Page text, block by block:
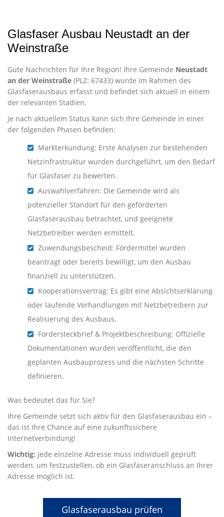
Glasfaser Ausbau Neustadt an der
Weinstraße
Gute Nachrichten für Ihre Region! Ihre Gemeinde Neustadt
an der Weinstraße (PLZ: 67433) wurde im Rahmen des
Glasfaserausbaus erfasst und befindet sich aktuell in einem
der relevanten Stadien.
Je nach aktuellem Status kann sich Ihre Gemeinde in einer
der folgenden Phasen befinden:
Markterkundung: Erste Analysen zur bestehenden
Netzinfrastruktur wurden durchgeführt, um den Bedarf
für Glasfaser zu bewerten.
Auswahlverfahren: Die Gemeinde wird als
potenzieller Standort für den geförderten
Glasfaserausbau betrachtet, und geeignete
Netzbetreiber werden ermittelt.
Zuwendungsbescheid: Fördermittel wurden
beantragt oder bereits bewilligt, um den Ausbau
finanziell zu unterstützen.
Kooperationsvertrag: Es gibt eine Absichtserklärung
oder laufende Verhandlungen mit Netzbetreibern zur
Realisierung des Ausbaus.
Fördersteckbrief & Projektbeschreibung: Offizielle
Dokumentationen wurden veröffentlicht, die den
geplanten Ausbauprozess und die nächsten Schritte
definieren.
Was bedeutet das für Sie?
Ihre Gemeinde setzt sich aktiv für den Glasfaserausbau ein –
das ist Ihre Chance auf eine zukunftssichere
Internetverbindung!
Wichtig: Jede einzelne Adresse muss individuell geprüft
werden, um festzustellen, ob ein Glasfaseranschluss an Ihrer
Adresse möglich ist.
Glasfaserausbau prüfen